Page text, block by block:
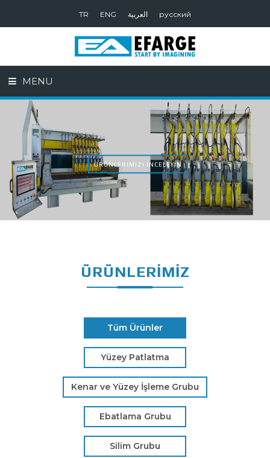
TR ENG العربية русский
MENU
ÜRÜNLERIMIZI İNCELEYIN
ÜRÜNLERİMİZ
Tüm Ürünler
Yüzey Patlatma
Kenar ve Yüzey İşleme Grubu
Ebatlama Grubu
Silim Grubu